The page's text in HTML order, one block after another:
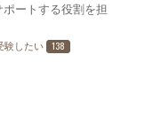
ートする役割を担
験したい 138